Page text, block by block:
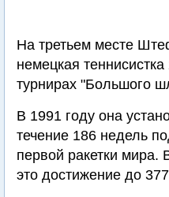
На третьем месте
немецкая
турнирах "Большого
В 1991 году она
течение 186 недель
первой ракетки мира.
это достижение до